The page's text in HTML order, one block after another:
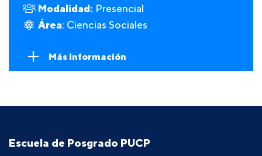
Modalidad: Presencial
Área: Ciencias Sociales
Más información
Escuela de Posgrado PUCP